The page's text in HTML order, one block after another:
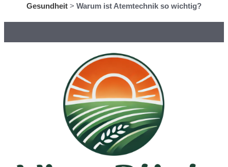
Gesundheit > Warum ist Atemtechnik so wichtig?